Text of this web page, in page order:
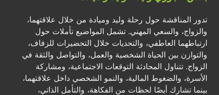
تدور المناقشة حول رحلة وليد وميادة من خلال علاقتهما،
والزواج، والسعي المهني. تشمل المواضيع تأملات حول
ارتباطهما العاطفي، والتحديات خلال التحضيرات للزفاف،
والتوازن بين الحياة الشخصية والعمل، والتواصل والثقة في
الزواج. تتناول المحادثة التوقعات الاجتماعية، ومشاركة
الأسرة، والضغوط المالية، والنمو الشخصي داخل علاقتهما،
بينما تشارك أيضًا لحظات من الفكاهة، والتأمل الذاتي،